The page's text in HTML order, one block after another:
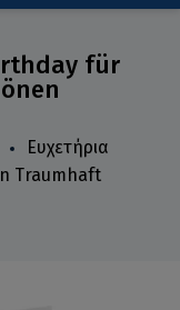
für
Ευχετήρια
Traumhaft